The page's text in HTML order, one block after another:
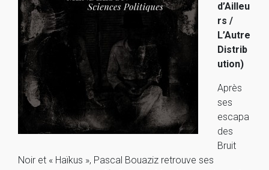
d’Ailleu
rs /
L’Autre
Distrib
ution)
Après
ses
escapa
des
Bruit
Noir et « Haïkus », Pascal Bouaziz retrouve ses